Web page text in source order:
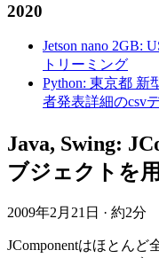
2020
Jetson nano 2GB:
トリーミング
Python: 東京都 新
者発表詳細のcsv
Java, Swing:
ブジェクトを
2009年2月21日 · 約2分
JComponentはほとん